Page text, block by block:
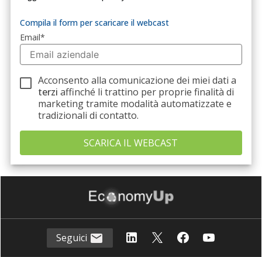
Compila il form per scaricare il webcast
Email*
Acconsento alla comunicazione dei miei dati a
terzi affinché li trattino per proprie finalità di
marketing tramite modalità automatizzate e
tradizionali di contatto.
Seguici